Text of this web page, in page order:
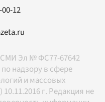
12
СМИ Эл № ФС77-67642
надзору в сфере
и массовых
г. Редакция не